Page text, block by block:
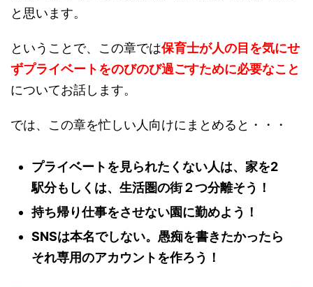
と思います。
ということで、この章では保育士が人の目を気にせ
ずプライベートをのびのび過ごすために必要なこと
についてお話します。
では、この章を忙しい人向けにまとめると・・・
プライベートを見られたくない人は、家を2
駅分もしくは、生活圏の街２つ分離そう！
持ち帰り仕事をさせない園に勤めよう！
SNSは本名でしない。愚痴を書きたかったら
それ専用のアカウントを作ろう！